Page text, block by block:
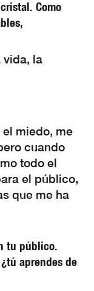
Como
vida, la
miedo, me
cuando
todo el
el público,
que me ha
tu público.
aprendes de